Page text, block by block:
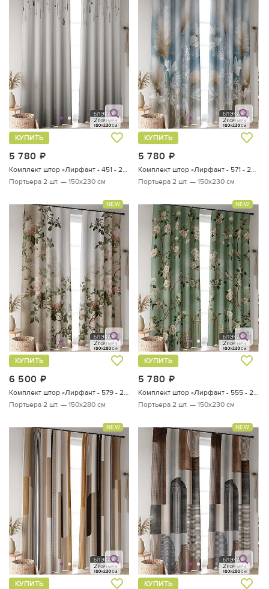
5 780
КУПИТЬ
Портьера 2 шт. — 150х230 см
5 780
КУПИТЬ
Портьера 2 шт. — 150х230 см
NEW
6 500
КУПИТЬ
Комплект штор «Лирфант - 579 - 280 см»
Портьера 2 шт. — 150х280 см
NEW
5 780
КУПИТЬ
Комплект штор «Лирфант - 555 - 230 см»
Портьера 2 шт. — 150х230 см
NEW
КУПИТЬ
NEW
КУПИТЬ